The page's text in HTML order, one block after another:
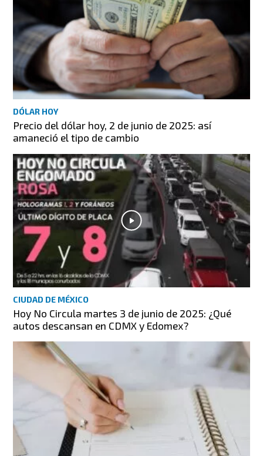
DÓLAR HOY
Precio del dólar hoy, 2 de junio de 2025: así
amaneció el tipo de cambio
CIUDAD DE MÉXICO
Hoy No Circula martes 3 de junio de 2025: ¿Qué
autos descansan en CDMX y Edomex?